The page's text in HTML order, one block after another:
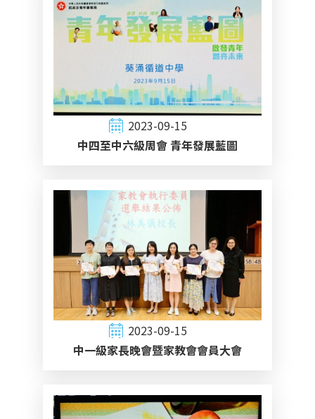
2023-09-15
中四至中六級周會 青年發展藍圖
2023-09-15
中一級家長晚會暨家教會會員大會